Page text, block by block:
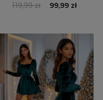
119,99 zł 99,99 zł